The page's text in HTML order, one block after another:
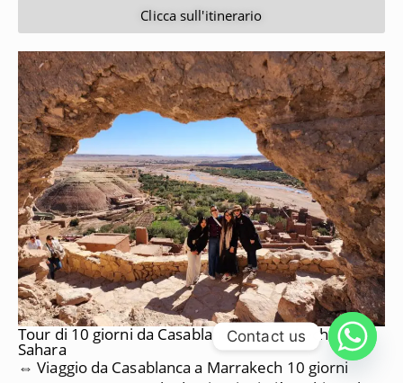
Clicca sull'itinerario
Tour di 10 giorni da Casablanca a Marrakech e al
Sahara
⇔ Viaggio da Casablanca a Marrakech 10 giorni
Contact us